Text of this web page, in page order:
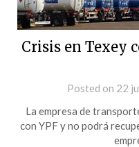
Crisis en Texey
Posted on 22
La empresa de
con YPF y no podrá